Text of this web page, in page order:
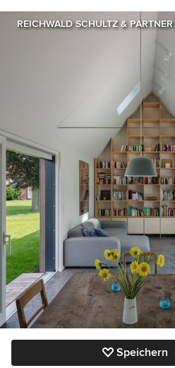
REICHWALD SCHULTZ &
Speichern